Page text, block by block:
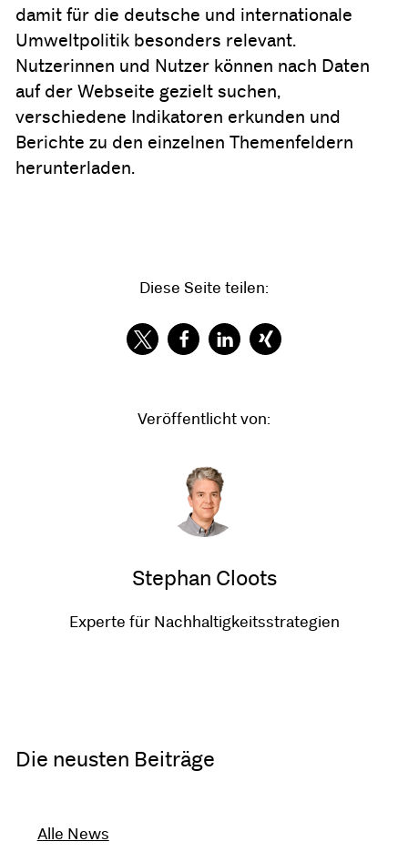
damit für die deutsche und internationale
Umweltpolitik besonders relevant.
Nutzerinnen und Nutzer können nach Daten
auf der Webseite gezielt suchen,
verschiedene Indikatoren erkunden und
Berichte zu den einzelnen Themenfeldern
herunterladen.
Diese Seite teilen:
Veröffentlicht von:
Stephan Cloots
Experte für Nachhaltigkeitsstrategien
Die neusten Beiträge
Alle News